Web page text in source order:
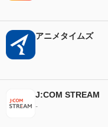
アニメタイムズ
J:COM STREAM
-